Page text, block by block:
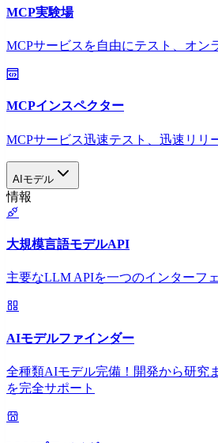
MCP実験場
MCPサービスを自由にテスト、オン
MCPインスペクター
MCPサービス迅速テスト、迅速リリ
AIモデル
情報
大規模言語モデルAPI
主要なLLM APIを一つのインターフェ
AIモデルファインダー
全種類AIモデル完備！開発から研究
を完全サポート